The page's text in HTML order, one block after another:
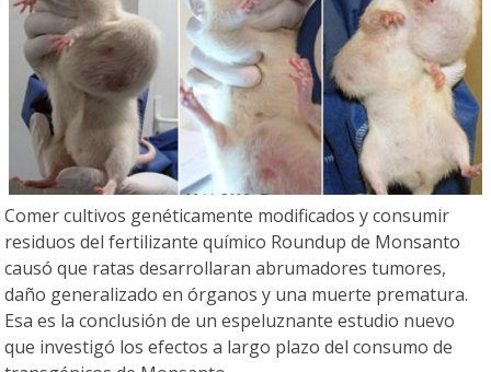
Comer cultivos genéticamente modificados y consumir
residuos del fertilizante químico Roundup de Monsanto
causó que ratas desarrollaran abrumadores tumores,
daño generalizado en órganos y una muerte prematura.
Esa es la conclusión de un espeluznante estudio nuevo
que investigó los efectos a largo plazo del consumo de